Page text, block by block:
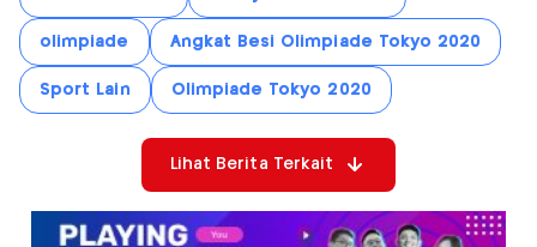
olimpiade Angkat Besi Olimpiade Tokyo 2020
Sport Lain Olimpiade Tokyo 2020
Lihat Berita Terkait